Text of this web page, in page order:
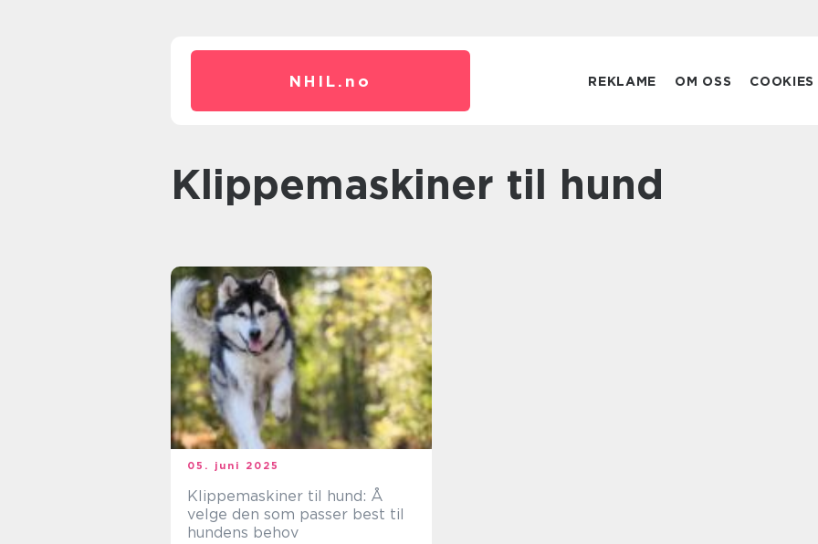
NHIL. no REKLAME OM OSS COOKIES
klippemaskiner til hund
05. juni 2025
Klippemaskiner til hund: Å
velge den som passer best til
hundens behov